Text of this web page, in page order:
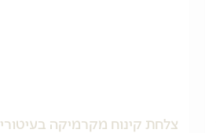
צלחת קינוח מקרמיקה בעיטורי